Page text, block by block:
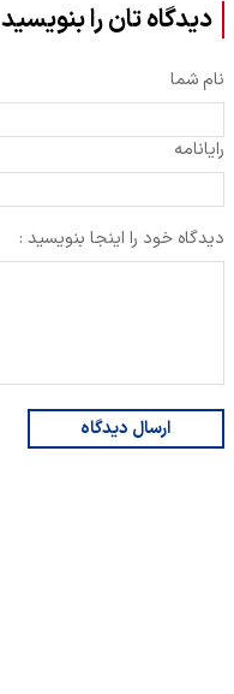
دیدگاه تان را بنویسید
نام شما
رایانامه
دیدگاه خود را اینجا بنویسید :
ارسال دیدگاه